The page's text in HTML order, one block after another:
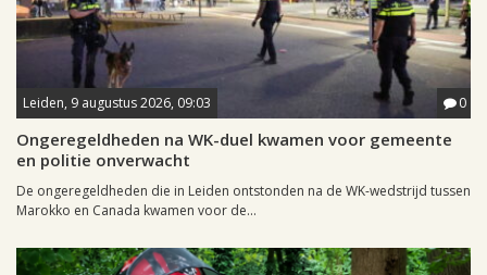
Leiden, 9 augustus 2026, 09:03 0
Ongeregeldheden na WK-duel kwamen voor gemeente
en politie onverwacht
De ongeregeldheden die in Leiden ontstonden na de WK-wedstrijd tussen
Marokko en Canada kwamen voor de...